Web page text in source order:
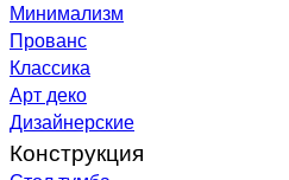
Минимализм
Прованс
Классика
Арт деко
Дизайнерские
Конструкция